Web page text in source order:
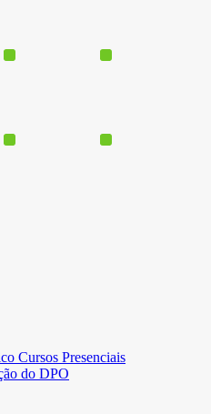
Cursos Presenciais
do DPO